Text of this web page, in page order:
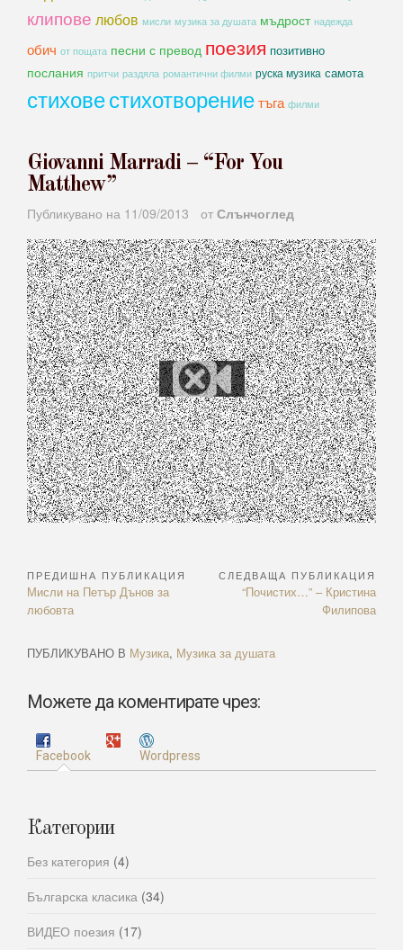
клипове любов мисли музика за душата мъдрост надежда
обич от пощата песни с превод поезия позитивно
послания притчи раздяла романтични филми руска музика самота
стиховестихотворениетъга филми
Giovanni Marradi – “For You
Matthew”
Публикувано на 11/09/2013 от Слънчоглед
Навигация
ПРЕДИШНА ПУБЛИКАЦИЯ
Previous
Article:
Мисли на Петър Дънов за
любовта
СЛЕДВАЩА ПУБЛИКАЦИЯ
Next
“Почистих…” – Кристина
Филипова
ПУБЛИКУВАНО В Музика, Музика за душата
Можете да коментирате чрез:
Facebook Wordpress
Категории
Без категория (4)
Българска класика (34)
ВИДЕО поезия (17)